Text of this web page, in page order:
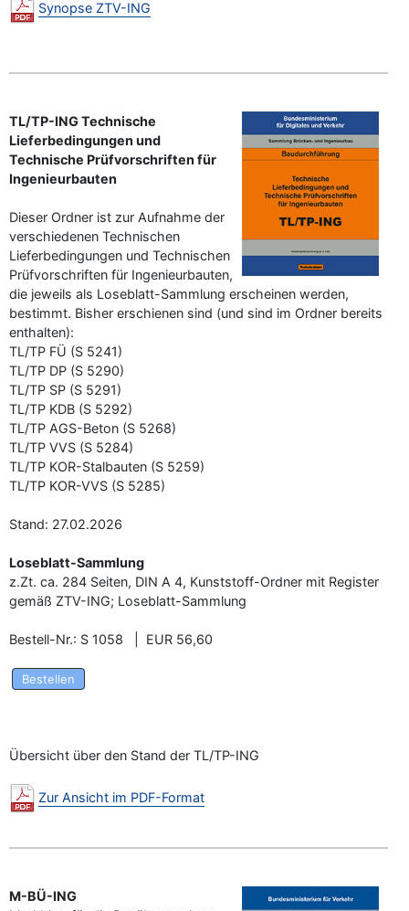
Synopse ZTV-ING
TL/TP-ING Technische
Lieferbedingungen und
Technische Prüfvorschriften für
Ingenieurbauten
Dieser Ordner ist zur Aufnahme der
verschiedenen Technischen
Lieferbedingungen und Technischen
Prüfvorschriften für Ingenieurbauten,
die jeweils als Loseblatt-Sammlung erscheinen werden,
bestimmt. Bisher erschienen sind (und sind im Ordner bereits
enthalten):
TL/TP FÜ (S 5241)
TL/TP DP (S 5290)
TL/TP SP (S 5291)
TL/TP KDB (S 5292)
TL/TP AGS-Beton (S 5268)
TL/TP VVS (S 5284)
TL/TP KOR-Stalbauten (S 5259)
TL/TP KOR-VVS (S 5285)
Stand: 27.02.2026
Loseblatt-Sammlung
z.Zt. ca. 284 Seiten, DIN A 4, Kunststoff-Ordner mit Register
gemäß ZTV-ING; Loseblatt-Sammlung
Bestell-Nr.: S 1058 | EUR 56,60
Bestellen
Übersicht über den Stand der TL/TP-ING
Zur Ansicht im PDF-Format
M-BÜ-ING